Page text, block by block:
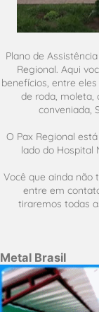
Plano de
Regional. Aqui
benefícios, entre
de roda, moleta,
conveniada,
O Pax Regional
lado do Hospital
Você que ainda não
entre em
tiraremos todas
Metal Brasil